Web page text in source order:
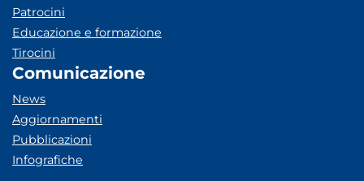
Patrocini
Educazione e formazione
Tirocini
Comunicazione
News
Aggiornamenti
Pubblicazioni
Infografiche